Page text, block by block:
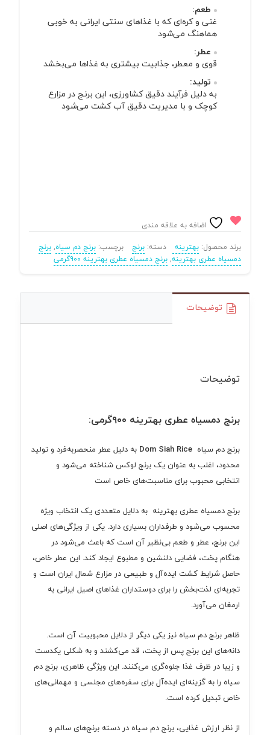
طعم:
غنی و کره‌ای که با غذاهای سنتی ایرانی به خوبی
هماهنگ می‌شود
عطر:
قوی و معطر، جذابیت بیشتری به غذاها می‌بخشد
تولید:
به دلیل فرآیند دقیق کشاورزی، این برنج در مزارع
کوچک و با مدیریت دقیق آب کشت می‌شود
اضافه به علاقه مندی
برند محصول: بهترینه دسته: برنج برچسب: برنج دم سیاه,برنج
دمسیاه عطری بهترینه,برنج دمسیاه عطری بهترینه ۹۰۰گرمی
توضیحات
توضیحات
برنج دمسیاه عطری بهترینه ۹۰۰گرمی:
برنج دم سیاه Dom Siah Rice به دلیل عطر منحصر‌به‌فرد و تولید
محدود، اغلب به عنوان یک برنج لوکس شناخته می‌شود و
انتخابی محبوب برای مناسبت‌های خاص است
برنج دمسیاه عطری بهترینه به دلایل متعددی یک انتخاب ویژه
محسوب می‌شود و طرفداران بسیاری دارد. یکی از ویژگی‌های اصلی
این برنج، عطر و طعم بی‌نظیر آن است که باعث می‌شود در
هنگام پخت، فضایی دلنشین و مطبوع ایجاد کند. این عطر خاص،
حاصل شرایط کشت ایده‌آل و طبیعی در مزارع شمال ایران است و
تجربه‌ای لذت‌بخش را برای دوستداران غذاهای اصیل ایرانی به
ارمغان می‌آورد.
ظاهر برنج دم سیاه نیز یکی دیگر از دلایل محبوبیت آن است.
دانه‌های این برنج پس از پخت، قد می‌کشند و به شکلی یکدست
و زیبا در ظرف غذا جلوه‌گری می‌کنند. این ویژگی ظاهری، برنج دم
سیاه را به گزینه‌ای ایده‌آل برای سفره‌های مجلسی و مهمانی‌های
خاص تبدیل کرده است.
از نظر ارزش غذایی، برنج دم سیاه در دسته برنج‌های سالم و